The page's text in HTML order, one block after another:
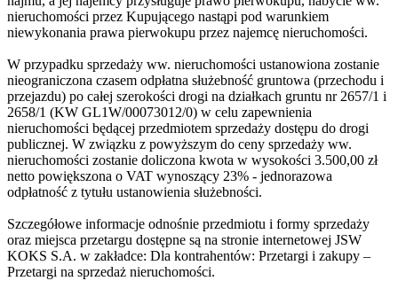
nieruchomości przez Kupującego nastąpi pod warunkiem
niewykonania prawa pierwokupu przez najemcę nieruchomości.
W przypadku sprzedaży ww. nieruchomości ustanowiona zostanie
nieograniczona czasem odpłatna służebność gruntowa (przechodu i
przejazdu) po całej szerokości drogi na działkach gruntu nr 2657/1 i
2658/1 (KW GL1W/00073012/0) w celu zapewnienia
nieruchomości będącej przedmiotem sprzedaży dostępu do drogi
publicznej. W związku z powyższym do ceny sprzedaży ww.
nieruchomości zostanie doliczona kwota w wysokości 3.500,00 zł
netto powiększona o VAT wynoszący 23% - jednorazowa
odpłatność z tytułu ustanowienia służebności.
Szczegółowe informacje odnośnie przedmiotu i formy sprzedaży
oraz miejsca przetargu dostępne są na stronie internetowej JSW
KOKS S.A. w zakładce: Dla kontrahentów: Przetargi i zakupy –
Przetargi na sprzedaż nieruchomości.